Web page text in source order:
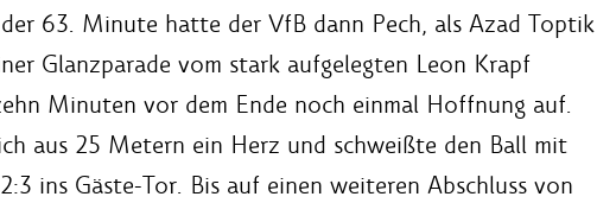
63. Minute hatte der VfB dann Pech, als Azad Toptik
Glanzparade vom stark aufgelegten Leon Krapf
Minuten vor dem Ende noch einmal Hoffnung auf.
aus 25 Metern ein Herz und schweißte den Ball mit
ins Gäste-Tor. Bis auf einen weiteren Abschluss von